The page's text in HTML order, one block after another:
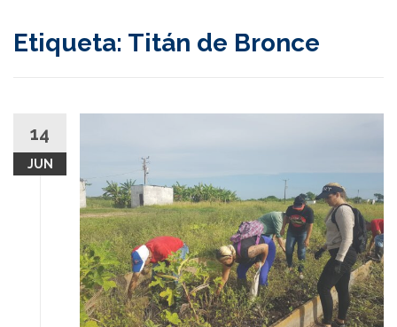
Etiqueta: Titán de Bronce
14
JUN